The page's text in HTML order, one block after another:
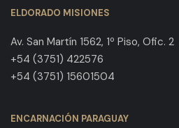
ELDORADO MISIONES
Av. San Martín 1562, 1º Piso, Ofic. 2
+54 (3751) 422576
+54 (3751) 15601504
ENCARNACIÓN PARAGUAY